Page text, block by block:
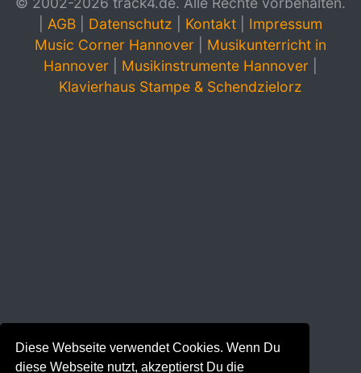
Diese Webseite verwendet Cookies. Wenn Du
diese Webseite nutzt, akzeptierst Du die
AGB Datenschutz Kontakt
Impressum
Music Corner Hannover
Musikunterricht in
Hannover
Musikinstrumente Hannover
Klavierhaus Stampe & Schendzielorz